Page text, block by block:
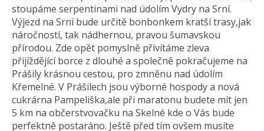
stoupáme serpentinami nad údolím Vydry na Srní.
Výjezd na Srní bude určitě bonbonkem kratší trasy,jak
náročností, tak nádhernou, pravou šumavskou
přírodou. Zde opět pomyslně přivítáme zleva
přijíždějící borce z dlouhé a společně pokračujeme na
Prášily krásnou cestou, pro zmněnu nad údolím
Křemelné. V Prášilech jsou výborné hospody a nová
cukrárna Pampeliška,ale při maratonu budete mít jen
5 km na občerstvovačku na Skelné kde o Vás bude
perfektně postaráno. Ještě před tím ovšem musíte